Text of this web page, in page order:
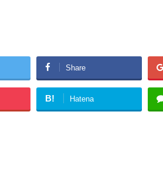
Share
B! Hatena